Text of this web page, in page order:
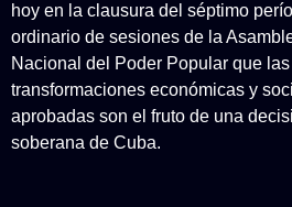
hoy en la clausura del séptimo
ordinario de sesiones de la
Nacional del Poder Popular que las
transformaciones económicas y
aprobadas son el fruto de una
soberana de Cuba.